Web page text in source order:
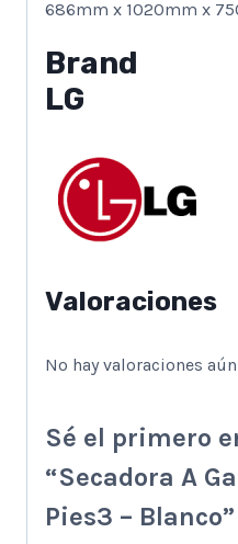
686mm x 1020mm x
Brand
LG
Valoraciones
No hay valoraciones
Sé el primero
“Secadora A
Pies3 – Blanco”